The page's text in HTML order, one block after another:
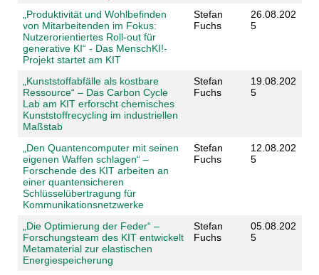
„Produktivität und Wohlbefinden
von Mitarbeitenden im Fokus:
Nutzerorientiertes Roll-out für
generative KI“ - Das MenschKI!-
Projekt startet am KIT
Stefan
Fuchs
26.08.202
5
„Kunststoffabfälle als kostbare
Ressource“ – Das Carbon Cycle
Lab am KIT erforscht chemisches
Kunststoffrecycling im industriellen
Maßstab
Stefan
Fuchs
19.08.202
5
„Den Quantencomputer mit seinen
eigenen Waffen schlagen“ –
Forschende des KIT arbeiten an
einer quantensicheren
Schlüsselübertragung für
Kommunikationsnetzwerke
Stefan
Fuchs
12.08.202
5
„Die Optimierung der Feder“ –
Forschungsteam des KIT entwickelt
Metamaterial zur elastischen
Energiespeicherung
Stefan
Fuchs
05.08.202
5